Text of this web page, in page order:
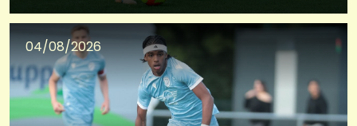
04/08/2026